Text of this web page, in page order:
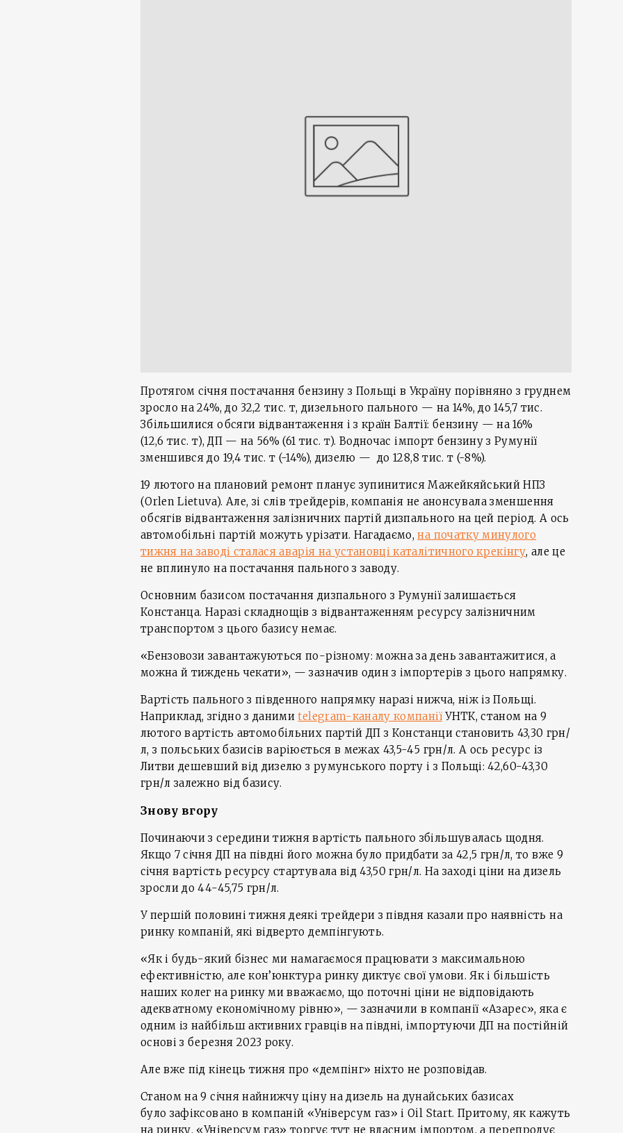
Протягом січня постачання бензину з Польщі в Україну порівняно з груднем
зросло на 24%, до 32,2 тис. т, дизельного пального — на 14%, до 145,7 тис.
Збільшилися обсяги відвантаження і з країн Балтії: бензину — на 16%
(12,6 тис. т), ДП — на 56% (61 тис. т). Водночас імпорт бензину з Румунії
зменшився до 19,4 тис. т (-14%), дизелю — до 128,8 тис. т (-8%).
19 лютого на плановий ремонт планує зупинитися Мажейкяйський НПЗ
(Orlen Lietuva). Але, зі слів трейдерів, компанія не анонсувала зменшення
обсягів відвантаження залізничних партій дизпального на цей період. А ось
автомобільні партій можуть урізати. Нагадаємо,на початку минулого
тижня на заводі сталася аварія на установці каталітичного крекінгу, але це
не вплинуло на постачання пального з заводу.
Основним базисом постачання дизпального з Румунії залишається
Констанца. Наразі складнощів з відвантаженням ресурсу залізничним
транспортом з цього базису немає.
«Бензовози завантажуються по-різному: можна за день завантажитися, а
можна й тиждень чекати», — зазначив один з імпортерів з цього напрямку.
Вартість пального з південного напрямку наразі нижча, ніж із Польщі.
Наприклад, згідно з данимиtelegram-каналу компаніїУНТК, станом на 9
лютого вартість автомобільних партій ДП з Констанци становить 43,30 грн/
л, з польських базисів варіюється в межах 43,5-45 грн/л. А ось ресурс із
Литви дешевший від дизелю з румунського порту і з Польщі: 42,60-43,30
грн/л залежно від базису.
Знову вгору
Починаючи з середини тижня вартість пального збільшувалась щодня.
Якщо 7 січня ДП на півдні його можна було придбати за 42,5 грн/л, то вже 9
січня вартість ресурсу стартувала від 43,50 грн/л. На заході ціни на дизель
зросли до 44-45,75 грн/л.
У першій половині тижня деякі трейдери з півдня казали про наявність на
ринку компаній, які відверто демпінгують.
«Як і будь-який бізнес ми намагаємося працювати з максимальною
ефективністю, але кон’юнктура ринку диктує свої умови. Як і більшість
наших колег на ринку ми вважаємо, що поточні ціни не відповідають
адекватному економічному рівню», — зазначили в компанії «Азарес», яка є
одним із найбільш активних гравців на півдні, імпортуючи ДП на постійній
основі з березня 2023 року.
Але вже під кінець тижня про «демпінг» ніхто не розповідав.
Станом на 9 січня найнижчу ціну на дизель на дунайських базисах
було зафіксовано в компаній «Універсум газ» і Oil Start. Притому, як кажуть
на ринку, «Універсум газ» торгує тут не власним імпортом, а перепродує